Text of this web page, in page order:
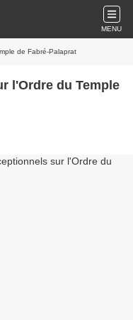
MENU
de Fabré-Palaprat
l'Ordre du Temple